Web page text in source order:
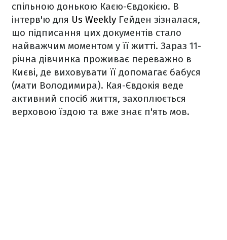
спільною донькою Каєю-Євдокією. В
інтерв'ю для Us Weekly Гейден зізналася,
що підписання цих документів стало
найважчим моментом у її житті. Зараз 11-
річна дівчинка проживає переважно в
Києві, де виховувати її допомагає бабуся
(мати Володимира). Кая-Євдокія веде
активний спосіб життя, захоплюється
верховою їздою та вже знає п'ять мов.